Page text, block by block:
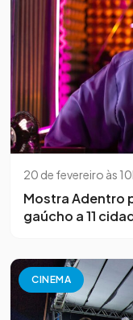
20 de fevereiro às
Mostra Adentro
gaúcho a 11
CINEMA